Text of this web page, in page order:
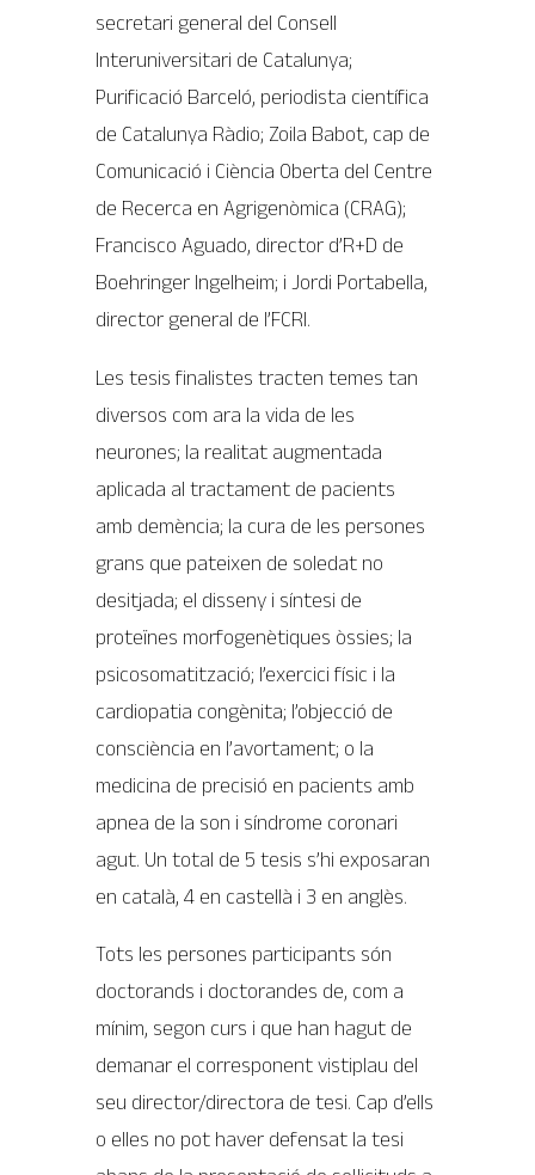
secretari general del Consell
Interuniversitari de Catalunya;
Purificació Barceló, periodista científica
de Catalunya Ràdio; Zoila Babot, cap de
Comunicació i Ciència Oberta del Centre
de Recerca en Agrigenòmica (CRAG);
Francisco Aguado, director d’R+D de
Boehringer Ingelheim; i Jordi Portabella,
director general de l’FCRI.
Les tesis finalistes tracten temes tan
diversos com ara la vida de les
neurones; la realitat augmentada
aplicada al tractament de pacients
amb demència; la cura de les persones
grans que pateixen de soledat no
desitjada; el disseny i síntesi de
proteïnes morfogenètiques òssies; la
psicosomatització; l’exercici físic i la
cardiopatia congènita; l’objecció de
consciència en l’avortament; o la
medicina de precisió en pacients amb
apnea de la son i síndrome coronari
agut. Un total de 5 tesis s’hi exposaran
en català, 4 en castellà i 3 en anglès.
Tots les persones participants són
doctorands i doctorandes de, com a
mínim, segon curs i que han hagut de
demanar el corresponent vistiplau del
seu director/directora de tesi. Cap d’ells
o elles no pot haver defensat la tesi